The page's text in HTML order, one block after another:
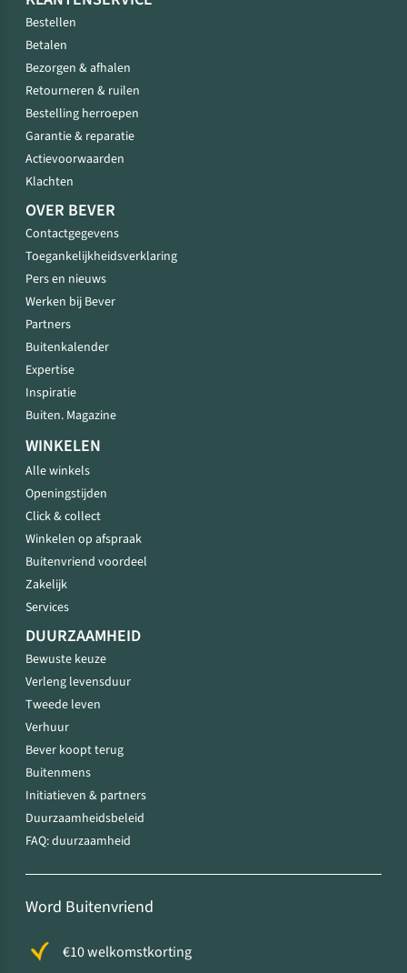
Bestellen
Betalen
Bezorgen & afhalen
Retourneren & ruilen
Bestelling herroepen
Garantie & reparatie
Actievoorwaarden
Klachten
OVER BEVER
Contactgegevens
Toegankelijkheidsverklaring
Pers en nieuws
Werken bij Bever
Partners
Buitenkalender
Expertise
Inspiratie
Buiten. Magazine
WINKELEN
Alle winkels
Openingstijden
Click & collect
Winkelen op afspraak
Buitenvriend voordeel
Zakelijk
Services
DUURZAAMHEID
Bewuste keuze
Verleng levensduur
Tweede leven
Verhuur
Bever koopt terug
Buitenmens
Initiatieven & partners
Duurzaamheidsbeleid
FAQ: duurzaamheid
Word Buitenvriend
€10 welkomstkorting